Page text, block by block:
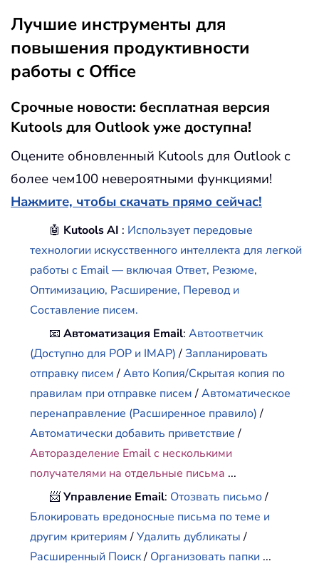
Лучшие инструменты для
повышения продуктивности
работы с Office
Срочные новости: бесплатная версия
Kutools для Outlook уже доступна!
Оцените обновленный Kutools для Outlook с
более чем100 невероятными функциями!
Нажмите, чтобы скачать прямо сейчас!
🤖 Kutools AI : Использует передовые
технологии искусственного интеллекта для легкой
работы с Email — включая Ответ, Резюме,
Оптимизацию, Расширение, Перевод и
Составление писем.
📧Автоматизация Email:Автоответчик
(Доступно для POP и IMAP)/Запланировать
отправку писем/Авто Копия/Скрытая копия по
правилам при отправке писем/Автоматическое
перенаправление (Расширенное правило)/
Автоматически добавить приветствие/
Авторазделение Email с несколькими
получателями на отдельные письма ...
📨Управление Email: Отозвать письмо/
Блокировать вредоносные письма по теме и
другим критериям/Удалить дубликаты/
Расширенный Поиск/ Организовать папки ...